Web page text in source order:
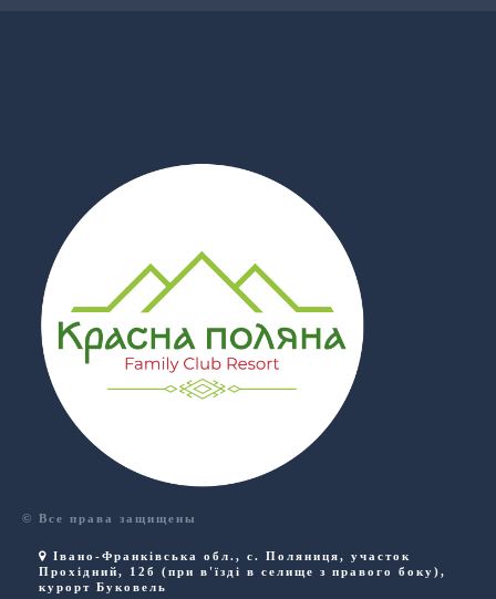
© Все права защищены
Івано-Франківська обл., с. Поляниця, участок
Прохідний, 12б (при в'їзді в селище з правого боку),
курорт Буковель